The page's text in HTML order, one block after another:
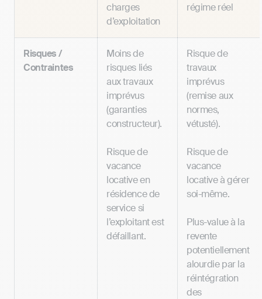
charges
d’exploitation
régime réel
Risques /
Contraintes
Moins de
risques liés
aux travaux
imprévus
(garanties
constructeur).
Risque de
vacance
locative en
résidence de
service si
l’exploitant est
défaillant.
Risque de
travaux
imprévus
(remise aux
normes,
vétusté).
Risque de
vacance
locative à gérer
soi-même.
Plus-value à la
revente
potentiellement
alourdie par la
réintégration
des